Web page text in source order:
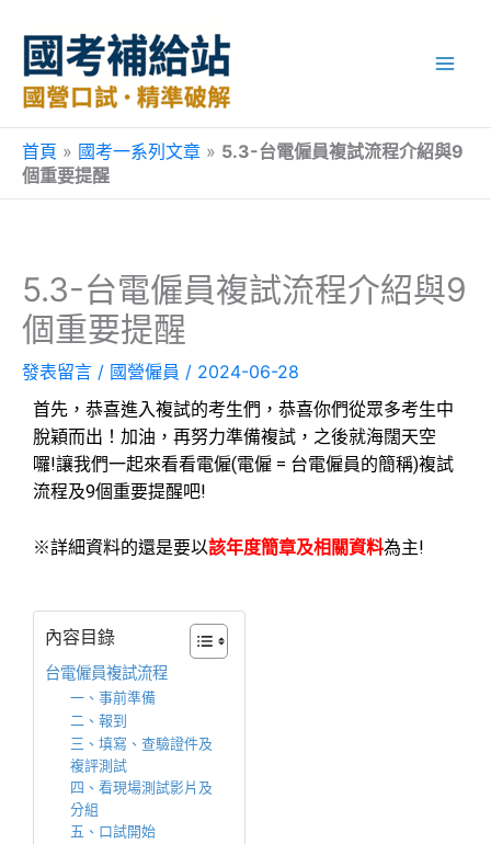
內
首頁 » 國考一系列文章 » 5.3-台電僱員複試流程介紹與9
個重要提醒
5.3-台電僱員複試流程介紹與9
個重要提醒
發表留言 / 國營僱員 / 2024-06-28
首先，恭喜進入複試的考生們，恭喜你們從眾多考生中
脫穎而出！加油，再努力準備複試，之後就海闊天空
囉!讓我們一起來看看電僱(電僱 = 台電僱員的簡稱)複試
流程及9個重要提醒吧!
※詳細資料的還是要以該年度簡章及相關資料為主!
內容目錄
台電僱員複試流程
一、事前準備
二、報到
三、填寫、查驗證件及
複評測試
四、看現場測試影片及
分組
五、口試開始